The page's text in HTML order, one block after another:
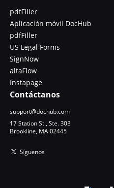
pdfFiller
Aplicación móvil DocHub
pdfFiller
US Legal Forms
SignNow
altaFlow
Instapage
Contáctanos
support@dochub.com
17 Station St., Ste. 303
Brookline, MA 02445
Síguenos